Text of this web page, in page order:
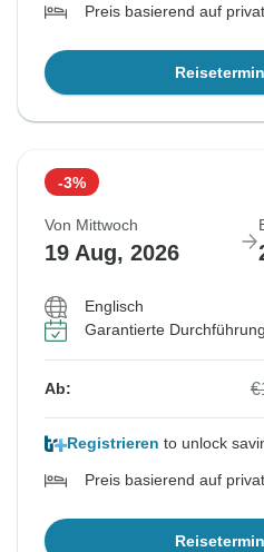
Preis basierend auf
-3%
Von Mittwoch
19 Aug, 2026
Englisch
Garantierte Durchführung
Ab:
Registrieren to unlock
Preis basierend auf